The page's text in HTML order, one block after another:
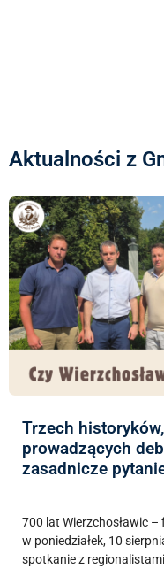
Aktualności z
Trzech
prowadzących
zasadnicze
700 lat Wierzchosławic
w poniedziałek, 10
spotkanie z